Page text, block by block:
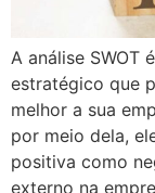
A análise SWOT
estratégico que
melhor a sua
por meio dela,
positiva como
externo na